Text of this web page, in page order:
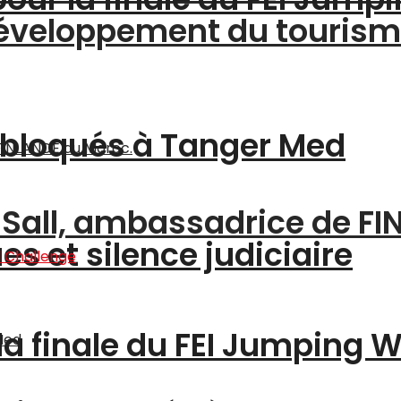
du
ambassadrice de
et silence judiciaire
à Tanger Med
finale du FEI Jumping